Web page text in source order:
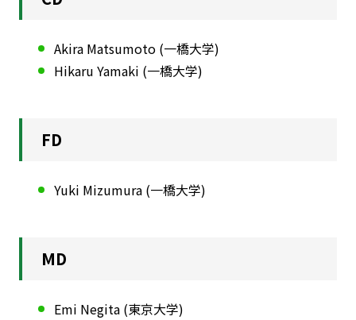
Akira Matsumoto (一橋大学)
Hikaru Yamaki (一橋大学)
FD
Yuki Mizumura (一橋大学)
MD
Emi Negita (東京大学)